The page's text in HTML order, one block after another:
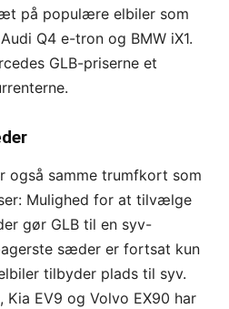
på populære elbiler som
Q4 e-tron og BMW iX1.
GLB-priserne et
også samme trumfkort som
Mulighed for at tilvælge
gør GLB til en syv-
sæder er fortsat kun
tilbyder plads til syv.
Kia EV9 og Volvo EX90 har